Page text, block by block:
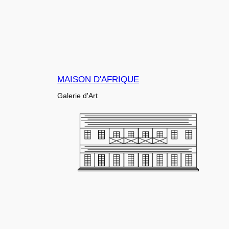
MAISON D'AFRIQUE
Galerie d'Art